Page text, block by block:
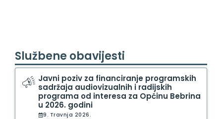
Službene obavijesti
Javni poziv za financiranje programskih
sadržaja audiovizualnih i radijskih
programa od interesa za Općinu Bebrina
u 2026. godini
9. Travnja 2026.